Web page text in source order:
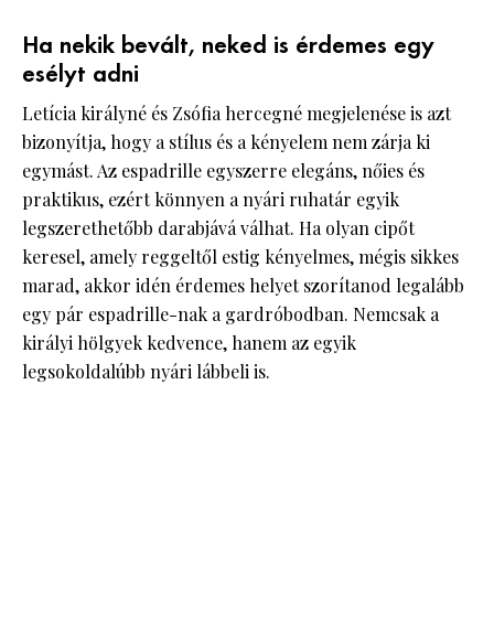
Ha nekik bevált, neked is érdemes egy
esélyt adni
Letícia királyné és Zsófia hercegné megjelenése is azt
bizonyítja, hogy a stílus és a kényelem nem zárja ki
egymást. Az espadrille egyszerre elegáns, nőies és
praktikus, ezért könnyen a nyári ruhatár egyik
legszerethetőbb darabjává válhat. Ha olyan cipőt
keresel, amely reggeltől estig kényelmes, mégis sikkes
marad, akkor idén érdemes helyet szorítanod legalább
egy pár espadrille-nak a gardróbodban. Nemcsak a
királyi hölgyek kedvence, hanem az egyik
legsokoldalúbb nyári lábbeli is.